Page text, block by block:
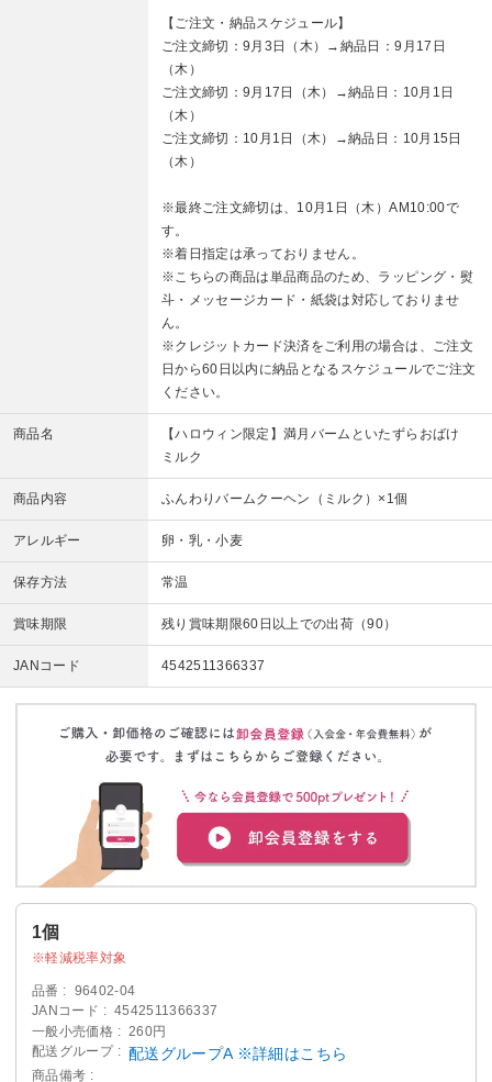
【ご注文・納品スケジュール】
ご注文締切：9月3日（木）→納品日：9月17日
（木）
ご注文締切：9月17日（木）→納品日：10月1日
（木）
ご注文締切：10月1日（木）→納品日：10月15日
（木）
※最終ご注文締切は、10月1日（木）AM10:00で
す。
※着日指定は承っておりません。
※こちらの商品は単品商品のため、ラッピング・熨
斗・メッセージカード・紙袋は対応しておりませ
ん。
※クレジットカード決済をご利用の場合は、ご注文
日から60日以内に納品となるスケジュールでご注文
ください。
商品名
【ハロウィン限定】満月バームといたずらおばけ
ミルク
商品内容 ふんわりバームクーヘン（ミルク）×1個
アレルギー 卵・乳・小麦
保存方法 常温
賞味期限 残り賞味期限60日以上での出荷（90）
JANコード 4542511366337
1個
軽減税率対象
品番
96402-04
JANコード
4542511366337
一般小売価格
260円
配送グループ
配送グループA ※詳細はこちら
商品備考